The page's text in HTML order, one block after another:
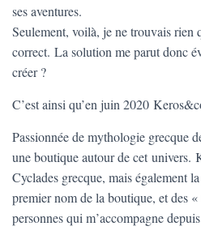
ses aventures.
Seulement, voilà, je ne trouvais rien
correct. La solution me parut donc
créer ?
C’est ainsi qu’en juin 2020
Passionnée de mythologie grecque
une boutique autour de cet univers.
Cyclades grecque, mais également
premier nom de la boutique, et des
personnes qui m’accompagne